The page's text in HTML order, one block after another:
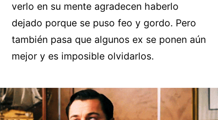
verlo en su mente agradecen haberlo
dejado porque se puso feo y gordo. Pero
también pasa que algunos ex se ponen aún
mejor y es imposible olvidarlos.